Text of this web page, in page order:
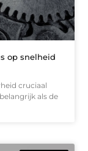
op snelheid
cruciaal
als de